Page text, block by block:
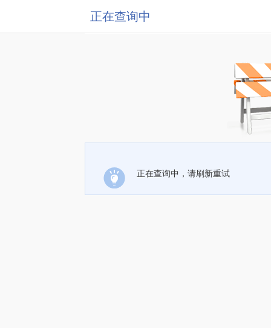
正在查询中
正在查询中，请刷新重试